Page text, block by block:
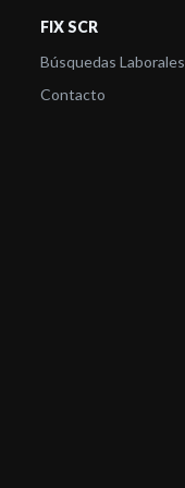
FIX SCR
Búsquedas Laborales
Contacto